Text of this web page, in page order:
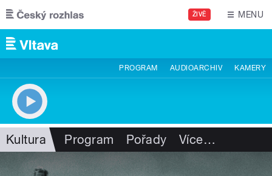
Přejít k hlavnímu obsahu
ŽIVĚ MENU
PROGRAM AUDIOARCHIV KAMERY
Kultura Program Pořady Více…